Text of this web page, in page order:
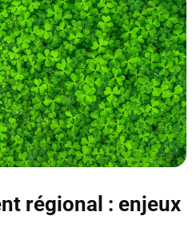
régional : enjeux